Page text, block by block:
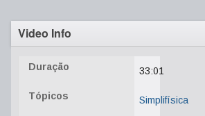
Video Info
Duração 33:01
Tópicos Simplifísica